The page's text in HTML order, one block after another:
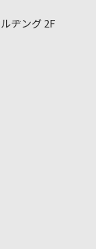
ヂング 2F